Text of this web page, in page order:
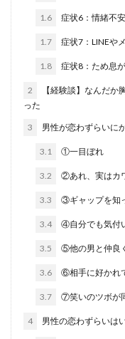
1.6 症状6：情緒不
1.7 症状7：LINEや
1.8 症状8：ため息
2
【経験談】なんだ
った
3 男性が恋わずらいに
3.1 ①一目ぼれ
3.2 ②あれ、実はカ
3.3 ③ギャップを知
3.4 ④自分でも気付
3.5 ⑤他の男と仲良
3.6 ⑥相手に好かれ
3.7 ⑦笑いのツボが
4 男性の恋わずらいは